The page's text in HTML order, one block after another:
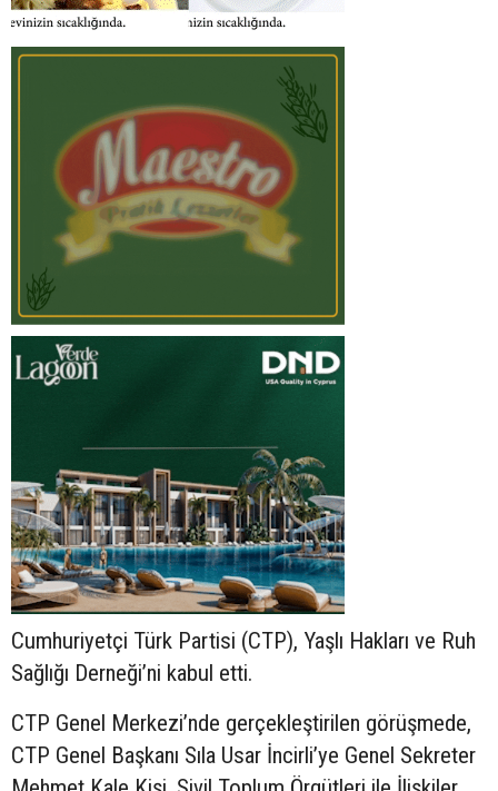
Cumhuriyetçi Türk Partisi (CTP), Yaşlı Hakları ve Ruh
Sağlığı Derneği’ni kabul etti.
CTP Genel Merkezi’nde gerçekleştirilen görüşmede,
CTP Genel Başkanı Sıla Usar İncirli’ye Genel Sekreter